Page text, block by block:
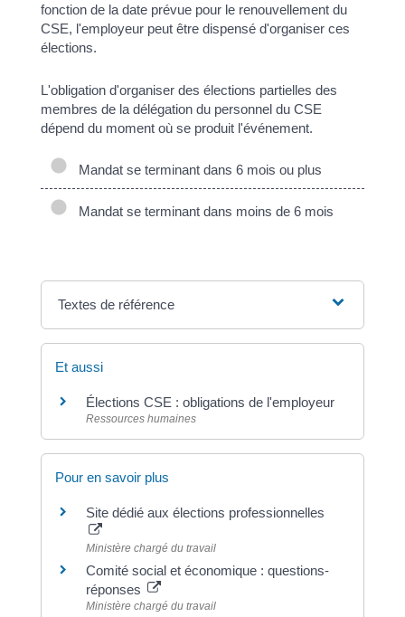
fonction de la date prévue pour le renouvellement du
CSE, l'employeur peut être dispensé d'organiser ces
élections.
L'obligation d'organiser des élections partielles des
membres de la délégation du personnel du CSE
dépend du moment où se produit l'événement.
Mandat se terminant dans 6 mois ou plus
Mandat se terminant dans moins de 6 mois
Textes de référence
Et aussi
Élections CSE : obligations de l'employeur
Ressources humaines
Pour en savoir plus
Site dédié aux élections professionnelles
Ministère chargé du travail
Comité social et économique : questions-
réponses
Ministère chargé du travail